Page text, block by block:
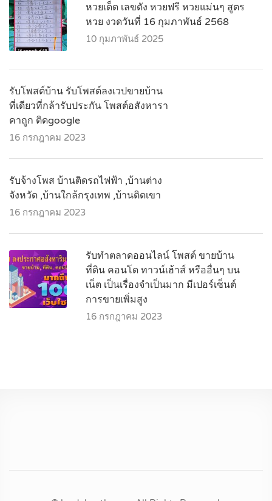
หวยเด็ด เลขดัง หวยฟรี หวยแม่นๆ สูตร
หวย งวดวันที่ 16 กุมภาพันธ์ 2568
10 กุมภาพันธ์ 2025
รับโพสต์บ้าน รับโพสต์ลงเวปขายบ้าน
ที่เดียวที่กล้ารับประกัน โพสต์อสังหารา
คาถูก ติดgoogle
16 กรกฎาคม 2023
รับจ้างโพส บ้านติดรถไฟฟ้า ,บ้านต่าง
จังหวัด ,บ้านใกล้กรุงเทพ ,บ้านติดเขา
16 กรกฎาคม 2023
รับทำตลาดออนไลน์ โพสต์ ขายบ้าน
ที่ดิน คอนโด ทาวน์เฮ้าส์ หรืออื่นๆ บน
เน็ต เป็นเรื่องจำเป็นมาก มีเปอร์เซ็นต์
การขายเพิ่มสูง
16 กรกฎาคม 2023